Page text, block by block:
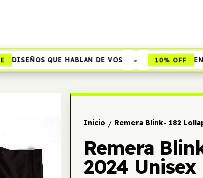
DISEÑOS QUE HABLAN DE VOS 10% OFF EN
Inicio / Remera Blink- 182
Remera
2024